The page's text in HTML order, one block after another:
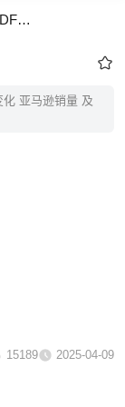
《亚马逊2024年度数据报告》PDF下载
亚马逊销量 及
15189 2025-04-09